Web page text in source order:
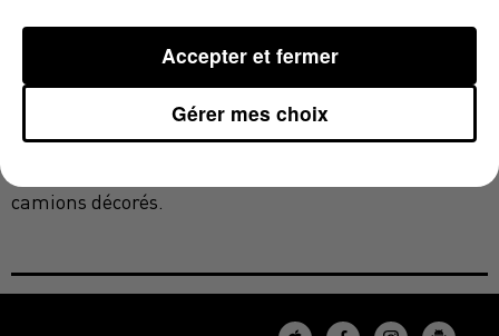
En tout cas ce week-end, malgré l'annulation du drift,
camions décorés.
Gérer mes choix
Accepter et fermer